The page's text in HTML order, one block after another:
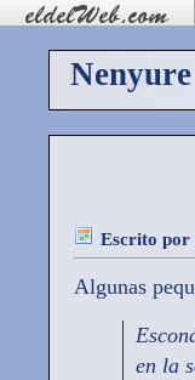
Nenyure
Escrito por
Algunas
en la